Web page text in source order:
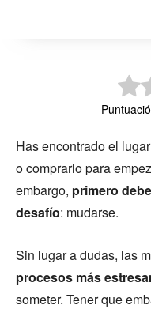
Has encontrado el
o comprarlo para
embargo, primero
desafío: mudarse.
Sin lugar a dudas, las
procesos más
someter. Tener que